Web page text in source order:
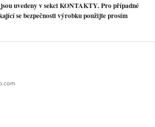
uvedeny v sekci KONTAKTY. Pro případné
se bezpečnosti výrobku použijte prosím